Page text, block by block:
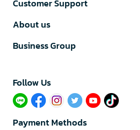
Customer Support
About us
Business Group
Follow Us​
Payment Methods